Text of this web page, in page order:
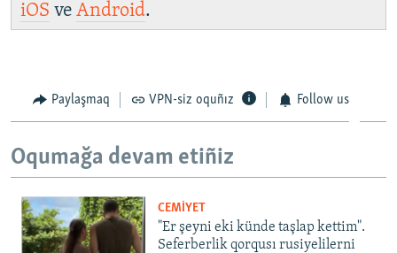
iOS ve Android.
Paylaşmaq VPN-siz oquñız Follow us
Oqumağa devam etiñiz
CEMİYET
"Er şeyni eki künde taşlap kettim".
Seferberlik qorqusı rusiyelilerni